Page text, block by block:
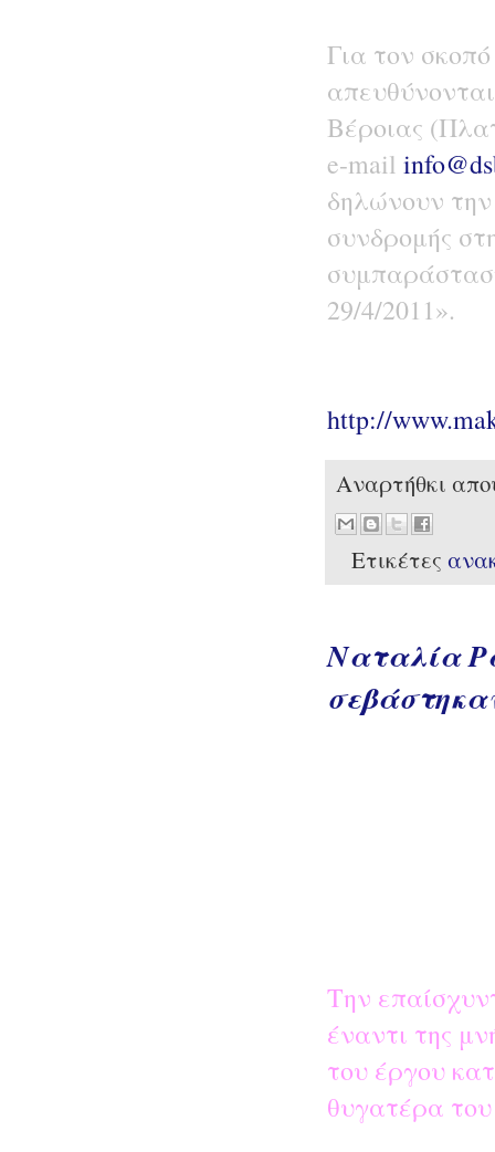
Για τον
Βέροιας
e-mail
δηλώνουν
συνδρομής
29/4/2011».
http://
Αναρτήθκι
Ετικέτες
Ναταλία
Την
έναντι της
του έργου
θυγατέρα